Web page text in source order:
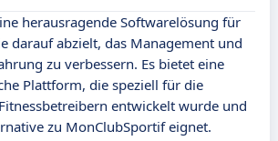
herausragende Softwarelösung für
darauf abzielt, das Management und
zu verbessern. Es bietet eine
Plattform, die speziell für die
entwickelt wurde und
zu MonClubSportif eignet.